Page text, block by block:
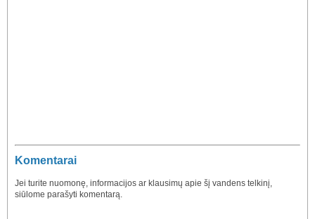
Komentarai
Jei turite nuomonę, informacijos ar klausimų apie šį vandens telkinį,
siūlome parašyti komentarą.